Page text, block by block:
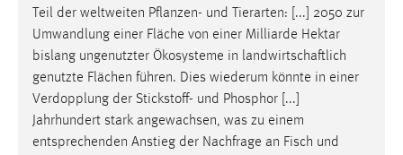
Teil der weltweiten Pflanzen- und Tierarten: [...] 2050 zur
Umwandlung einer Fläche von einer Milliarde Hektar
bislang ungenutzter Ökosysteme in landwirtschaftlich
genutzte Flächen führen. Dies wiederum könnte in einer
Verdopplung der Stickstoff- und Phosphor [...]
Jahrhundert stark angewachsen, was zu einem
entsprechenden Anstieg der Nachfrage an Fisch und